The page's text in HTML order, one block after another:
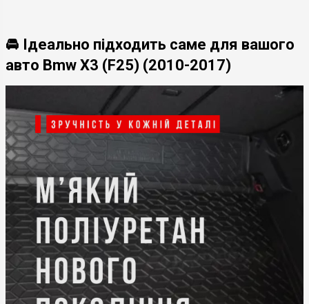
🚘 Ідеально підходить саме для вашого
авто Bmw X3 (F25) (2010-2017)